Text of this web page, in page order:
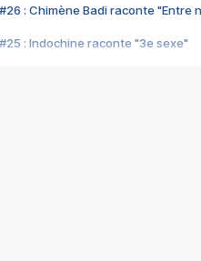
#26 : Chimène Badi raconte "Entre
#25 : Indochine raconte "3e sexe"